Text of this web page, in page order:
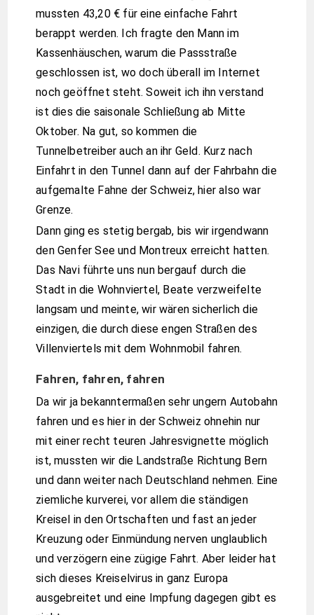
mussten 43,20 € für eine einfache Fahrt
berappt werden. Ich fragte den Mann im
Kassenhäuschen, warum die Passstraße
geschlossen ist, wo doch überall im Internet
noch geöffnet steht. Soweit ich ihn verstand
ist dies die saisonale Schließung ab Mitte
Oktober. Na gut, so kommen die
Tunnelbetreiber auch an ihr Geld. Kurz nach
Einfahrt in den Tunnel dann auf der Fahrbahn die
aufgemalte Fahne der Schweiz, hier also war
Grenze.
Dann ging es stetig bergab, bis wir irgendwann
den Genfer See und Montreux erreicht hatten.
Das Navi führte uns nun bergauf durch die
Stadt in die Wohnviertel, Beate verzweifelte
langsam und meinte, wir wären sicherlich die
einzigen, die durch diese engen Straßen des
Villenviertels mit dem Wohnmobil fahren.
Fahren, fahren, fahren
Da wir ja bekanntermaßen sehr ungern Autobahn
fahren und es hier in der Schweiz ohnehin nur
mit einer recht teuren Jahresvignette möglich
ist, mussten wir die Landstraße Richtung Bern
und dann weiter nach Deutschland nehmen. Eine
ziemliche kurverei, vor allem die ständigen
Kreisel in den Ortschaften und fast an jeder
Kreuzung oder Einmündung nerven unglaublich
und verzögern eine zügige Fahrt. Aber leider hat
sich dieses Kreiselvirus in ganz Europa
ausgebreitet und eine Impfung dagegen gibt es